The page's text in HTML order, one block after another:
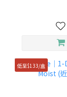
低至$133/盒